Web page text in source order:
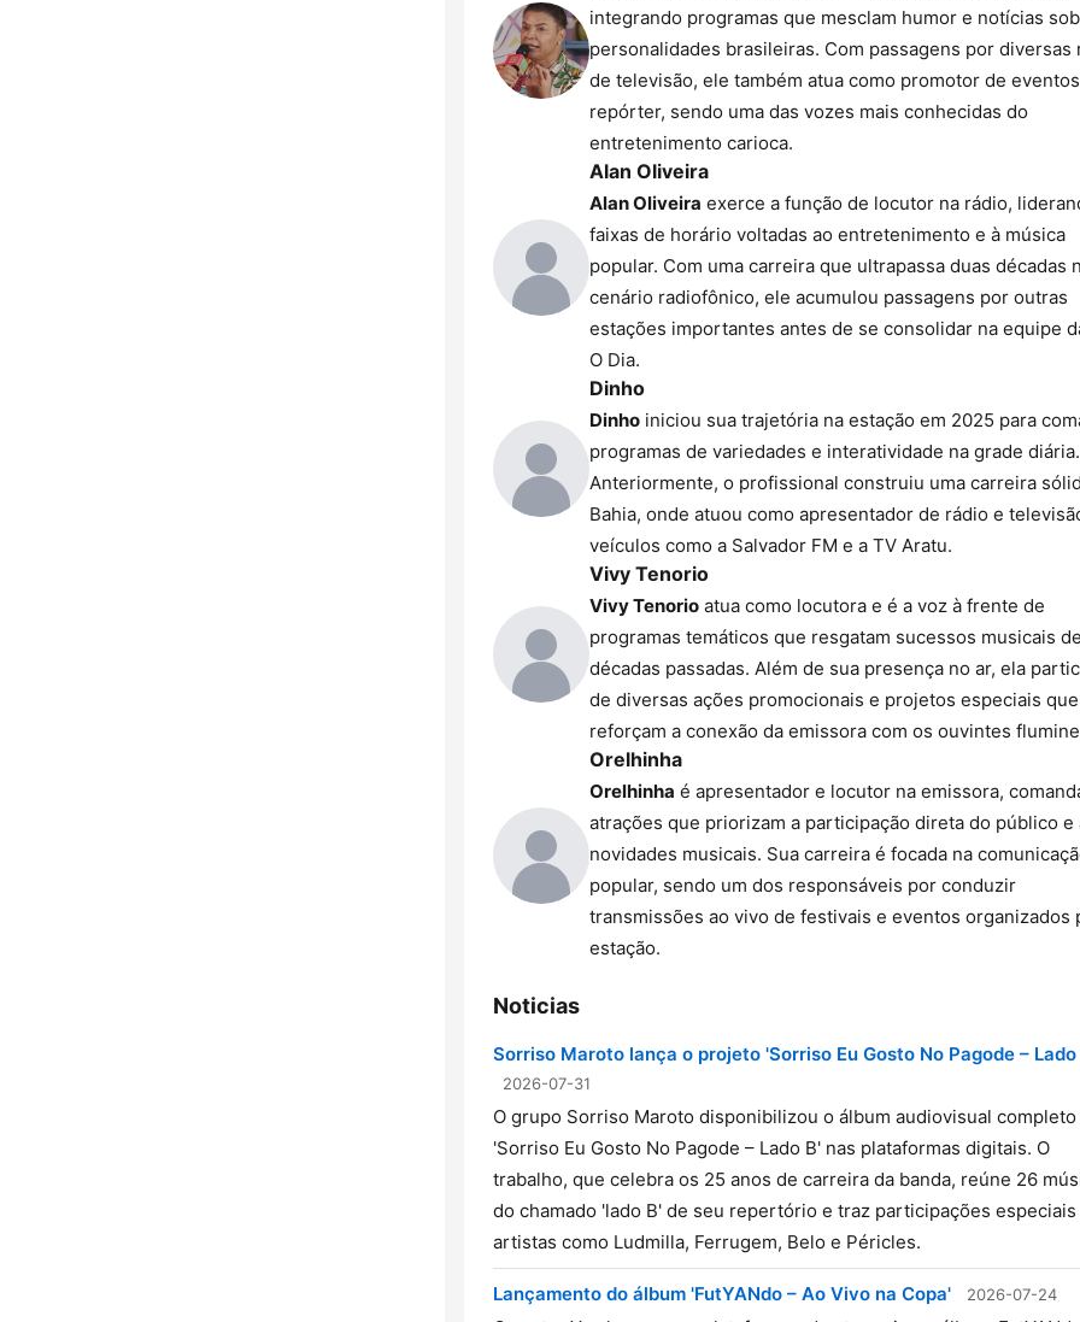
integrando programas que mesclam humor e notícias
personalidades brasileiras. Com passagens por diversas
de televisão, ele também atua como promotor de
repórter, sendo uma das vozes mais conhecidas do
entretenimento carioca.
Alan Oliveira
Alan Oliveira exerce a função de locutor na rádio,
faixas de horário voltadas ao entretenimento e à música
popular. Com uma carreira que ultrapassa duas décadas
cenário radiofônico, ele acumulou passagens por outras
estações importantes antes de se consolidar na equipe
O Dia.
Dinho
Dinho iniciou sua trajetória na estação em 2025 para
programas de variedades e interatividade na grade diária.
Anteriormente, o profissional construiu uma carreira
Bahia, onde atuou como apresentador de rádio e
veículos como a Salvador FM e a TV Aratu.
Vivy Tenorio
Vivy Tenorio atua como locutora e é a voz à frente de
programas temáticos que resgatam sucessos musicais de
décadas passadas. Além de sua presença no ar, ela
de diversas ações promocionais e projetos especiais que
reforçam a conexão da emissora com os ouvintes
Orelhinha
Orelhinha é apresentador e locutor na emissora,
atrações que priorizam a participação direta do público e
novidades musicais. Sua carreira é focada na
popular, sendo um dos responsáveis por conduzir
transmissões ao vivo de festivais e eventos organizados
estação.
Noticias
Sorriso Maroto lança o projeto 'Sorriso Eu Gosto No Pagode – Lado
2026-07-31
O grupo Sorriso Maroto disponibilizou o álbum audiovisual completo
'Sorriso Eu Gosto No Pagode – Lado B' nas plataformas digitais. O
trabalho, que celebra os 25 anos de carreira da banda, reúne 26
do chamado 'lado B' de seu repertório e traz participações especiais
artistas como Ludmilla, Ferrugem, Belo e Péricles.
Lançamento do álbum 'FutYANdo – Ao Vivo na Copa' 2026-07-24